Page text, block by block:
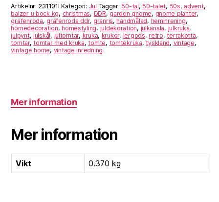
Artikelnr: 231101I Kategori: Jul Taggar: 50-tal, 50-talet, 50s, advent,
balzer u bock kg, christmas, DDR, garden gnome, gnome planter,
gräfenröda, gräfenroda ddr, granris,handmålad, heminrening,
homedecoration,homestyling, juldekoration, julkänsla, julkruka,
julpynt, julskål, jultomtar, kruka, krukor, lergods,retro,terrakotta,
tomtar,tomtar med kruka,tomte, tomtekruka,tyskland, vintage,
vintage home, vintage inredning
Mer information
Mer information
Vikt 0.370 kg